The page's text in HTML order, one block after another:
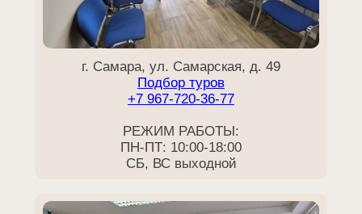
г. Самара, ул. Самарская, д. 49
Подбор туров
+7 967-720-36-77
РЕЖИМ РАБОТЫ:
ПН-ПТ: 10:00-18:00
СБ, ВС выходной